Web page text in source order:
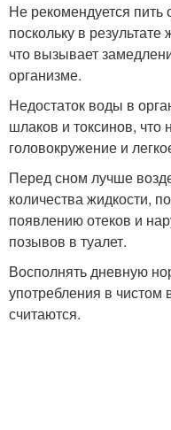
Не рекомендуется
поскольку в
что вызывает
организме.
Недостаток воды в
шлаков и токсинов, что
головокружение и
Перед сном лучше
количества жидкости,
появлению отеков и
позывов в туалет.
Восполнять дневную
употребления в
считаются.